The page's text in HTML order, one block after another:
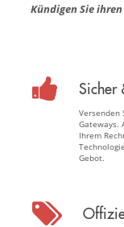
Kündigen Sie
Sicher
Versenden
Gateways.
Ihrem
Gebot.